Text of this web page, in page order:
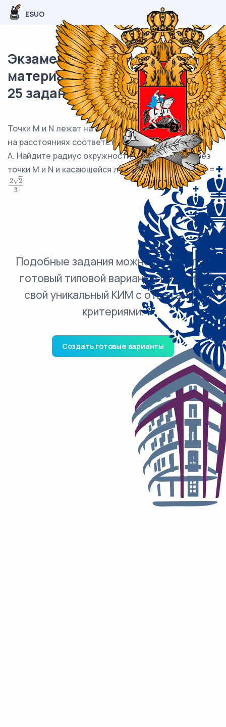
ESUO
Экзаменационный (типовой)
материал ОГЭ / Математика /
25 задания (24) / 87
Точки M и N лежат на стороне AC треугольника ABC
на расстояниях соответственно 9 и 32 от вершины
A. Найдите радиус окружности, проходящей через
точки M и N и касающейся луча AB, если cos∠BAC =
2 2
√
3
223
Подобные задания можно добавить в
готовый типовой вариант и получить
свой уникальный КИМ с ответами и
критериями.
Создать готовые варианты